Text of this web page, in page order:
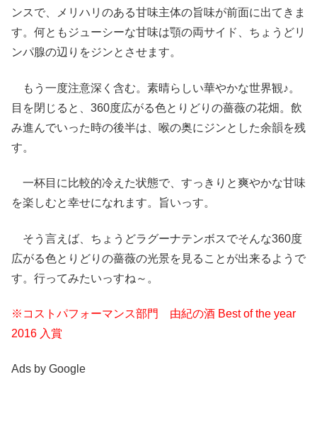
ンスで、メリハリのある甘味主体の旨味が前面に出てきま
す。何ともジューシーな甘味は顎の両サイド、ちょうどリ
ンパ腺の辺りをジンとさせます。
もう一度注意深く含む。素晴らしい華やかな世界観♪。
目を閉じると、360度広がる色とりどりの薔薇の花畑。飲
み進んでいった時の後半は、喉の奥にジンとした余韻を残
す。
一杯目に比較的冷えた状態で、すっきりと爽やかな甘味
を楽しむと幸せになれます。旨いっす。
そう言えば、ちょうどラグーナテンボスでそんな360度
広がる色とりどりの薔薇の光景を見ることが出来るようで
す。行ってみたいっすね～。
※コストパフォーマンス部門 由紀の酒 Best of the year
2016 入賞
Ads by Google